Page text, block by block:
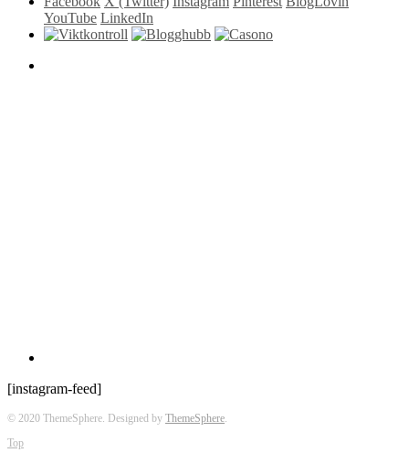
YouTube LinkedIn
[instagram-feed]
© 2020 ThemeSphere. Designed by ThemeSphere
Top